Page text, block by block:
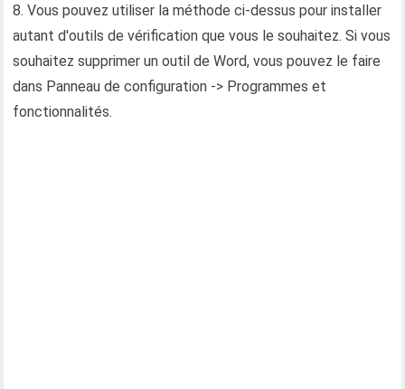
8. Vous pouvez utiliser la méthode ci-dessus pour installer
autant d'outils de vérification que vous le souhaitez. Si vous
souhaitez supprimer un outil de Word, vous pouvez le faire
dans Panneau de configuration -> Programmes et
fonctionnalités.